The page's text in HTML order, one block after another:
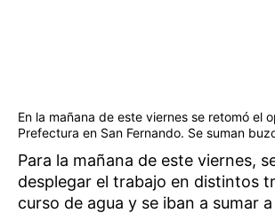
En la mañana de este viernes se retomó el
Prefectura en San Fernando. Se suman
Para la mañana de este viernes,
desplegar el trabajo en distintos
curso de agua y se iban a sumar